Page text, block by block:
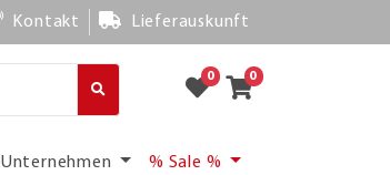
Kontakt Lieferauskunft
0 0
Unternehmen % Sale %